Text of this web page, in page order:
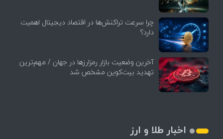
چرا سرعت تراکنش‌ها در اقتصاد دیجیتال اهمیت
دارد؟
آخرین وضعیت بازار رمزارزها در جهان / مهم‌ترین
تهدید بیت‌کوین مشخص شد
اخبار طلا و ارز